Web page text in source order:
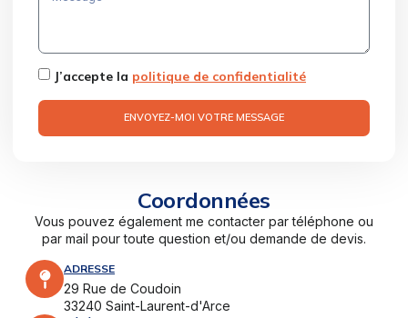
J’accepte la politique de confidentialité
ENVOYEZ-MOI VOTRE MESSAGE
Coordonnées
Vous pouvez également me contacter par téléphone ou
par mail pour toute question et/ou demande de devis.
ADRESSE
29 Rue de Coudoin
33240 Saint-Laurent-d'Arce